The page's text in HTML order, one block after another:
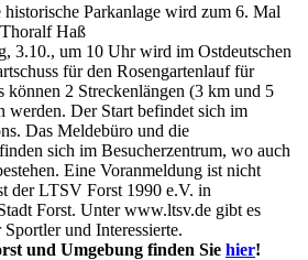
Parkanlage wird zum 6. Mal
Haß
3.10., um 10 Uhr wird im Ostdeutschen
für den Rosengartenlauf für
können 2 Streckenlängen (3 km und 5
Der Start befindet sich im
Das Meldebüro und die
sich im Besucherzentrum, wo auch
Eine Voranmeldung ist nicht
der LTSV Forst 1990 e.V. in
Forst. Unter www.ltsv.de gibt es
und Interessierte.
und Umgebung finden Sie hier!